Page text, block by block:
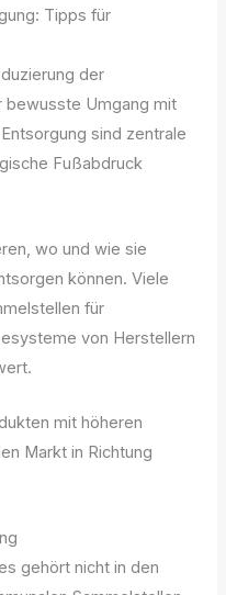
Tipps für
der
bewusste Umgang mit
sind zentrale
Fußabdruck
wo und wie sie
können. Viele
für
von Herstellern
mit höheren
Markt in Richtung
gehört nicht in den